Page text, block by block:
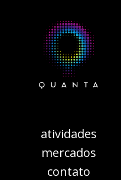
atividades
mercados
contato